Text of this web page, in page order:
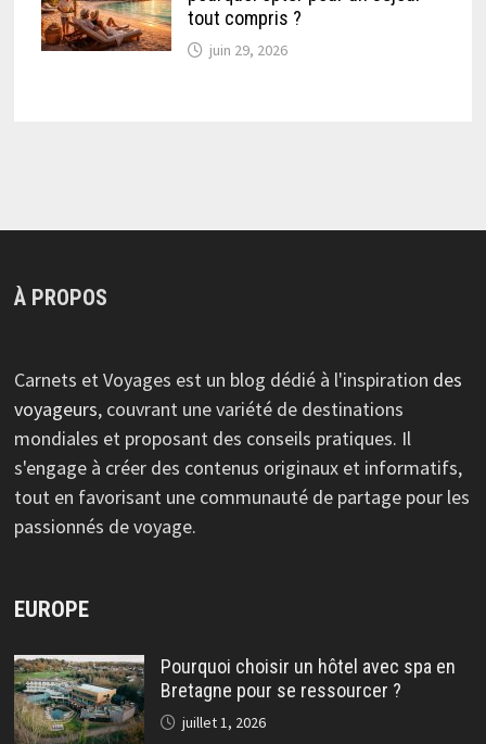
tout compris ?
juin 29, 2026
À PROPOS
Carnets et Voyages est un blog dédié à l'inspiration des
voyageurs, couvrant une variété de destinations
mondiales et proposant des conseils pratiques. Il
s'engage à créer des contenus originaux et informatifs,
tout en favorisant une communauté de partage pour les
passionnés de voyage.
EUROPE
Pourquoi choisir un hôtel avec spa en
Bretagne pour se ressourcer ?
juillet 1, 2026